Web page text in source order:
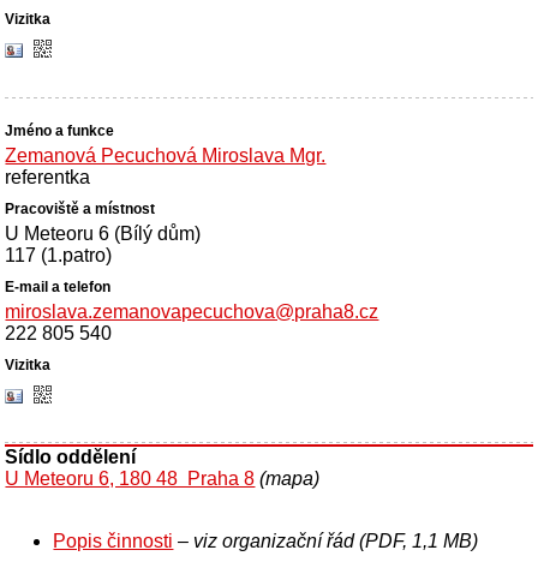
Zemanová Pecuchová Miroslava Mgr.
referentka
U Meteoru 6 (Bílý dům)
117 (1.patro)
miroslava.zemanovapecuchova@praha8.cz
222 805 540
Sídlo oddělení
U Meteoru 6, 180 48 Praha 8 (mapa)
Popis činnosti – viz organizační řád (PDF, 1,1 MB)